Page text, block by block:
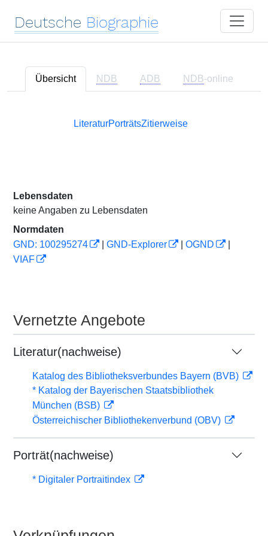
Deutsche Biographie
Übersicht NDB ADB NDB-online
LiteraturPorträtsZitierweise
Lebensdaten
keine Angaben zu Lebensdaten
Normdaten
GND: 100295274
GND-Explorer OGND
VIAF
Vernetzte Angebote
Literatur(nachweise)
Katalog des Bibliotheksverbundes Bayern (BVB)
* Katalog der Bayerischen Staatsbibliothek
München (BSB)
Österreichischer Bibliothekenverbund (OBV)
Porträt(nachweise)
* Digitaler Portraitindex